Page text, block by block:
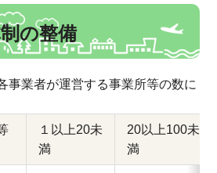
の整備
事業者が運営する事業所等の数に
１以上20未
満
20以上100未
満